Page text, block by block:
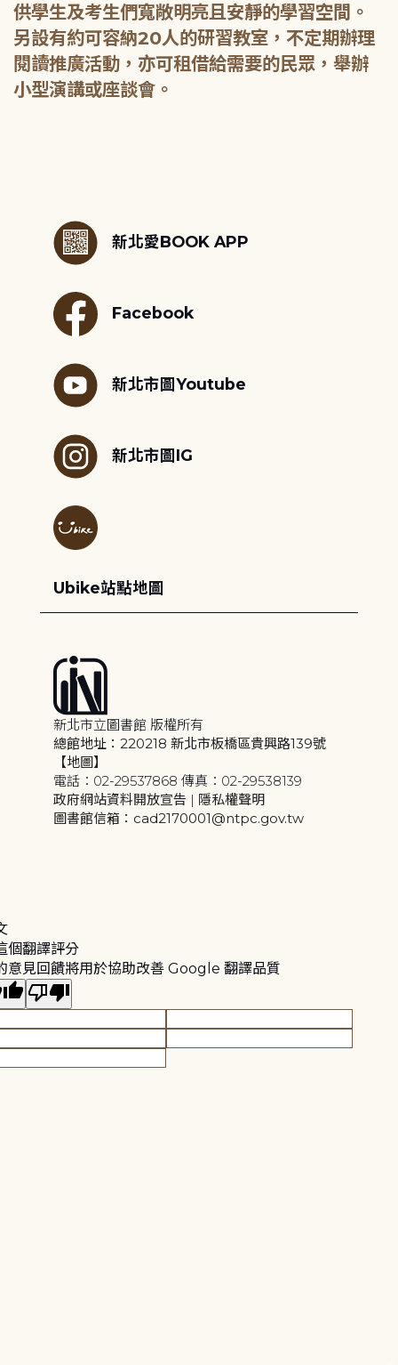
供學生及考生們寬敞明亮且安靜的學習空間。
另設有約可容納20人的研習教室，不定期辦理
閱讀推廣活動，亦可租借給需要的民眾，舉辦
小型演講或座談會。
新北愛BOOK APP
Facebook
新北市圖Youtube
新北市圖IG
Ubike站點地圖
新北市立圖書館 版權所有
總館地址：220218 新北市板橋區貴興路139號
【地圖】
電話：02-29537868 傳真：02-29538139
政府網站資料開放宣告 | 隱私權聲明
圖書館信箱：cad2170001@ntpc.gov.tw
個翻譯評分
意見回饋將用於協助改善 Google 翻譯品質